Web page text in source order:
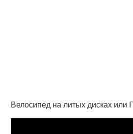
Велосипед на литых дисках или